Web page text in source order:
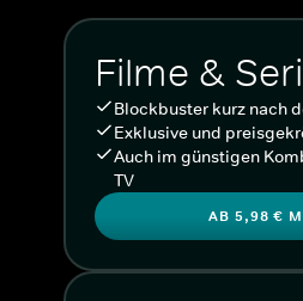
Filme &
Blockbuster kurz nach
Exklusive und
Auch im günstigen
TV
AB 5,98 €